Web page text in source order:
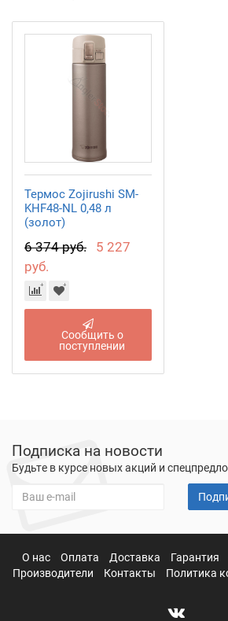
Термос Zojirushi SM-
KHF48-NL 0,48 л
(золот)
6 374 руб.
5 227
руб.
Сообщить о
поступлении
Подписка на новости
Будьте в курсе новых акций и
О нас Оплата Доставка Гарантия
Производители
Контакты Политика